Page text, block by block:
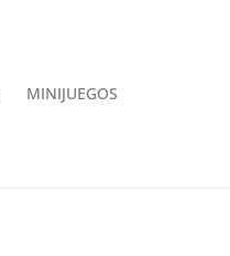
MINIJUEGOS